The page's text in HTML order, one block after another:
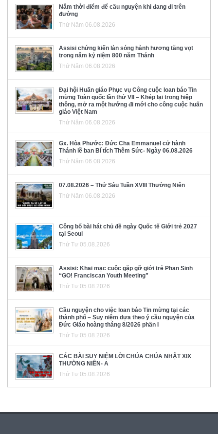
Năm thời điểm để cầu nguyện khi đang đi trên
đường
Thứ Năm 06.08.2026
Assisi chứng kiến làn sóng hành hương tăng vọt
trong năm kỷ niệm 800 năm Thánh
Thứ Năm 06.08.2026
Đại hội Huấn giáo Phục vụ Công cuộc loan báo Tin
mừng Toàn quốc lần thứ VII – Khép lại trong hiệp
thông, mở ra một hướng đi mới cho công cuộc huấn
giáo Việt Nam
Thứ Năm 06.08.2026
Gx. Hòa Phước: Đức Cha Emmanuel cử hành
Thánh lễ ban Bí tích Thêm Sức- Ngày 06.08.2026
Thứ Năm 06.08.2026
07.08.2026 – Thứ Sáu Tuần XVIII Thường Niên
Thứ Năm 06.08.2026
Công bố bài hát chủ đề ngày Quốc tế Giới trẻ 2027
tại Seoul
Thứ Tư 05.08.2026
Assisi: Khai mạc cuộc gặp gỡ giới trẻ Phan Sinh
“GO! Franciscan Youth Meeting”
Thứ Tư 05.08.2026
Cầu nguyện cho việc loan báo Tin mừng tại các
thành phố – Suy niệm dựa theo ý cầu nguyện của
Đức Giáo hoàng tháng 8/2026 phần I
Thứ Tư 05.08.2026
CÁC BÀI SUY NIỆM LỜI CHÚA CHÚA NHẬT XIX
THƯỜNG NIÊN- A
Thứ Tư 05.08.2026